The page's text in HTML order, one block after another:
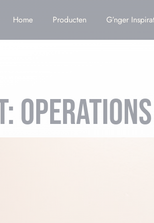
Home Producten G’nger